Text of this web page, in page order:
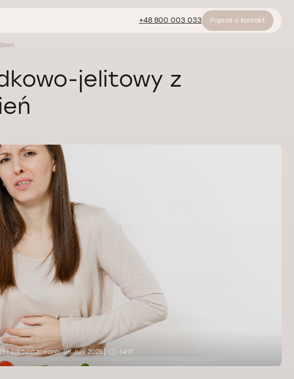
+48 800 003 033 Poproś o kontakt
jelitowy z
Zaktualizowano: 08 July 2025 6491